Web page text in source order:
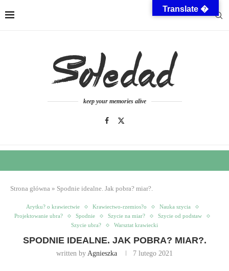
keep your memories alive
Strona główna » Spodnie idealne. Jak pobra? miar?.
Arytku? o krawiectwie Krawiectwo-rzemios?o
Nauka szycia
Projektowanie ubra?
Spodnie Szycie na miar?
Szycie od podstaw
Szycie ubra?
Warsztat krawiecki
SPODNIE IDEALNE. JAK POBRA? MIAR?.
written by Agnieszka 7 lutego 2021
Translate �